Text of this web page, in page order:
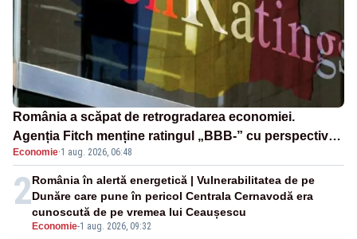
România a scăpat de retrogradarea economiei.
Agenția Fitch menține ratingul „BBB-” cu perspectivă
negativă
Economie·1 aug. 2026, 06:48
2
Economie-1 aug. 2026, 09:32
România în alertă energetică | Vulnerabilitatea de pe
Dunăre care pune în pericol Centrala Cernavodă era
cunoscută de pe vremea lui Ceaușescu